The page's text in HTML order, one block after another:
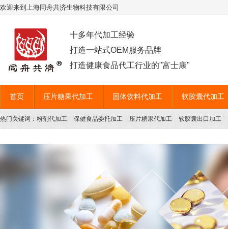
欢迎来到上海同舟共济生物科技有限公司
十多年代加工经验
打造一站式OEM服务品牌
打造健康食品代工行业的"富士康"
首页 压片糖果代加工 固体饮料代加工 软胶囊代加工
热门关键词： 粉剂代加工 保健食品委托加工 压片糖果代加工 软胶囊出口加工